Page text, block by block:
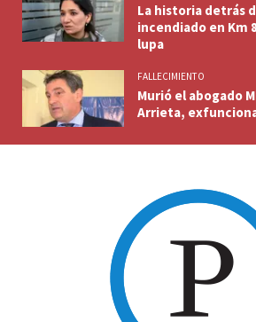
La historia detrás
incendiado en Km
lupa
FALLECIMIENTO
Murió el abogado
Arrieta,